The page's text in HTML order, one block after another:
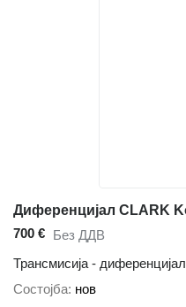
700 € Без ДДВ
Трансмисија - диференцијал
Состојба нов